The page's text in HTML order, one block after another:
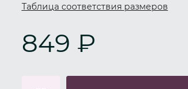
Таблица соответствия размеров
849 ₽